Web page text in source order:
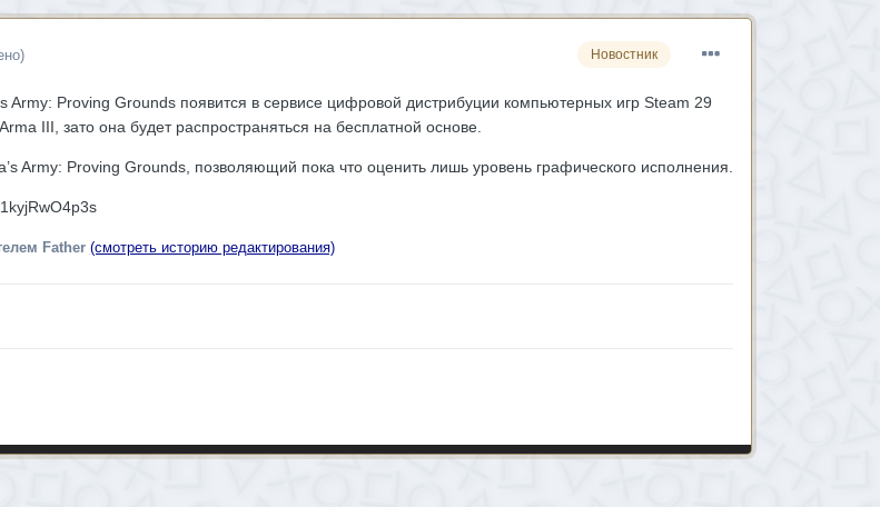
Новостник
Army: Proving Grounds появится в сервисе цифровой дистрибуции компьютерных игр Steam 29
III, зато она будет распространяться на бесплатной основе.
Army: Proving Grounds, позволяющий пока что оценить лишь уровень графического исполнения.
Father (смотреть историю редактирования)